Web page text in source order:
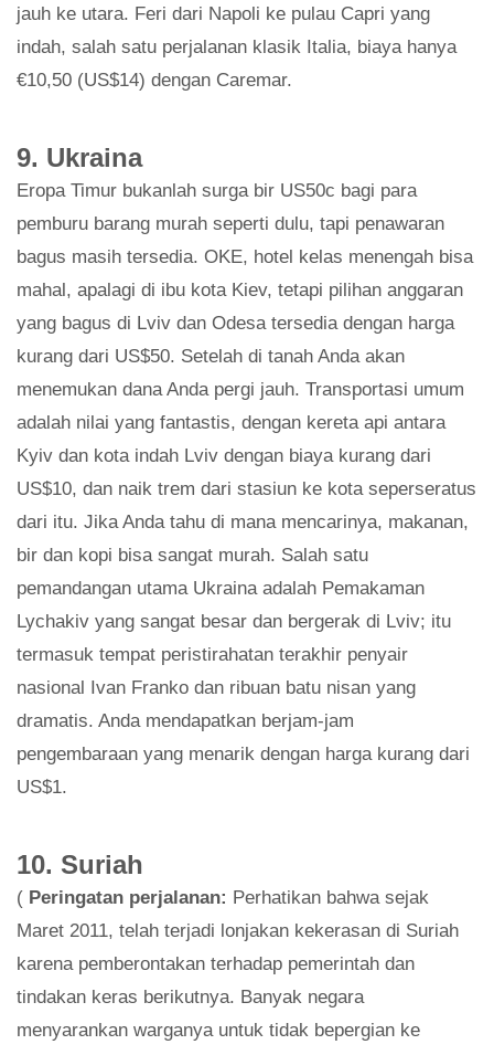
jauh ke utara. Feri dari Napoli ke pulau Capri yang
indah, salah satu perjalanan klasik Italia, biaya hanya
€10,50 (US$14) dengan Caremar.
9. Ukraina
Eropa Timur bukanlah surga bir US50c bagi para
pemburu barang murah seperti dulu, tapi penawaran
bagus masih tersedia. OKE, hotel kelas menengah bisa
mahal, apalagi di ibu kota Kiev, tetapi pilihan anggaran
yang bagus di Lviv dan Odesa tersedia dengan harga
kurang dari US$50. Setelah di tanah Anda akan
menemukan dana Anda pergi jauh. Transportasi umum
adalah nilai yang fantastis, dengan kereta api antara
Kyiv dan kota indah Lviv dengan biaya kurang dari
US$10, dan naik trem dari stasiun ke kota seperseratus
dari itu. Jika Anda tahu di mana mencarinya, makanan,
bir dan kopi bisa sangat murah. Salah satu
pemandangan utama Ukraina adalah Pemakaman
Lychakiv yang sangat besar dan bergerak di Lviv; itu
termasuk tempat peristirahatan terakhir penyair
nasional Ivan Franko dan ribuan batu nisan yang
dramatis. Anda mendapatkan berjam-jam
pengembaraan yang menarik dengan harga kurang dari
US$1.
10. Suriah
( Peringatan perjalanan: Perhatikan bahwa sejak
Maret 2011, telah terjadi lonjakan kekerasan di Suriah
karena pemberontakan terhadap pemerintah dan
tindakan keras berikutnya. Banyak negara
menyarankan warganya untuk tidak bepergian ke